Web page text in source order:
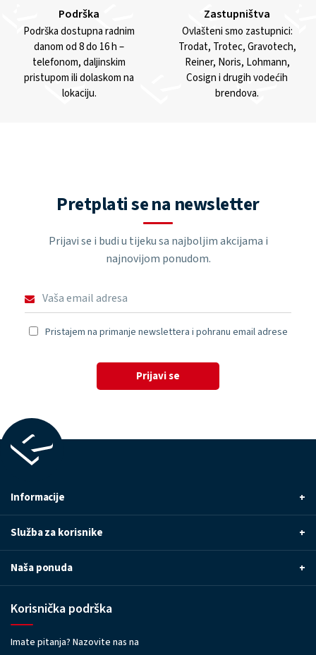
Podrška
Podrška dostupna radnim
danom od 8 do 16 h –
telefonom, daljinskim
pristupom ili dolaskom na
lokaciju.
Zastupništva
Ovlašteni smo zastupnici:
Trodat, Trotec, Gravotech,
Reiner, Noris, Lohmann,
Cosign i drugih vodećih
brendova.
Pretplati se na newsletter
Prijavi se i budi u tijeku sa najboljim akcijama i
najnovijom ponudom.
Pristajem na primanje newslettera i pohranu email adrese
Prijavi se
Informacije +
Služba za korisnike +
Naša ponuda +
Korisnička podrška
Imate pitanja? Nazovite nas na